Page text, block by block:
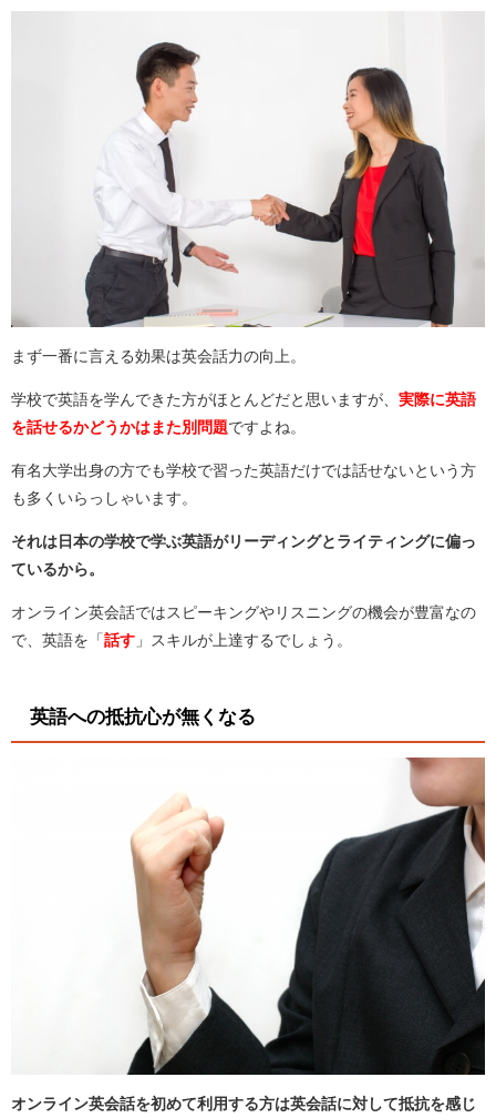
まず一番に言える効果は英会話力の向上。
学校で英語を学んできた方がほとんどだと思いますが、 実際に英語
を話せるかどうかはまた別問題ですよね。
有名大学出身の方でも学校で習った英語だけでは話せないという方
も多くいらっしゃいます。
それは日本の学校で学ぶ英語がリーディングとライティングに偏っ
ているから。
オンライン英会話ではスピーキングやリスニングの機会が豊富なの
で、英語を「 話す 」スキルが上達するでしょう。
英語への抵抗心が無くなる
オンライン英会話を初めて利用する方は英会話に対して抵抗を感じ